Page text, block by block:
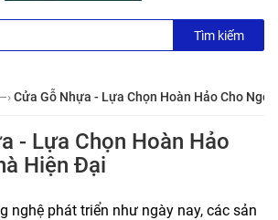
Tìm kiếm
Cửa Gỗ Nhựa - Lựa Chọn Hoàn Hảo Cho
- Lựa Chọn Hoàn Hảo
Hiện Đại
nghệ phát triển như ngày nay, các sản